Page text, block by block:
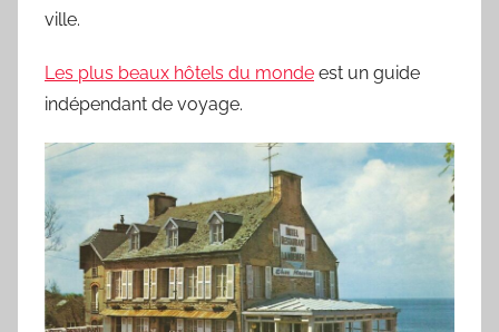
ville.
Les plus beaux hôtels du monde est un guide
indépendant de voyage.